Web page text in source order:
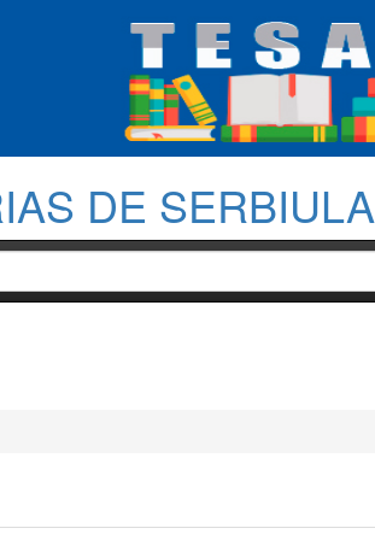
DE SERBIULA